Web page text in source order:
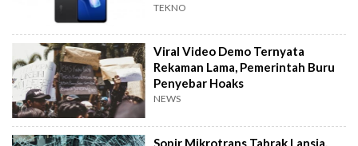
TEKNO
Viral Video Demo Ternyata
Rekaman Lama, Pemerintah Buru
Penyebar Hoaks
NEWS
Sopir Mikrotrans Tabrak Lansia,